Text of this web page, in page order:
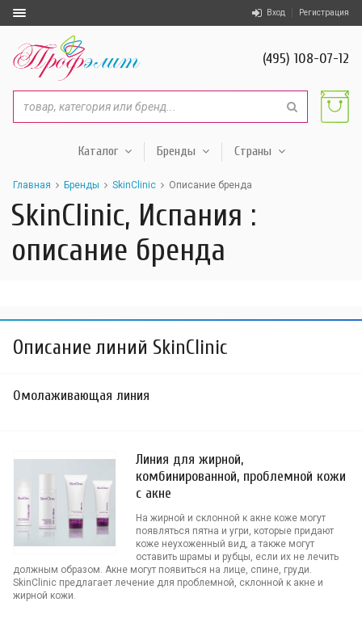
Вход Регистрация
(495) 108-07-12
Каталог Бренды Страны
Главная Бренды SkinClinic Описание бренда
SkinClinic, Испания :
описание бренда
Описание линий SkinClinic
Омолаживающая линия
Линия для жирной,
комбинированной, проблемной кожи
с акне
На жирной и склонной к акне коже могут
появляться пятна и угри, которые придают
коже неухоженный вид, а также могут
оставить шрамы и рубцы, если их не лечить
должным образом. Акне могут появиться на лице, спине, груди.
SkinClinic предлагает лечение для проблемной, склонной к акне и
жирной кожи.